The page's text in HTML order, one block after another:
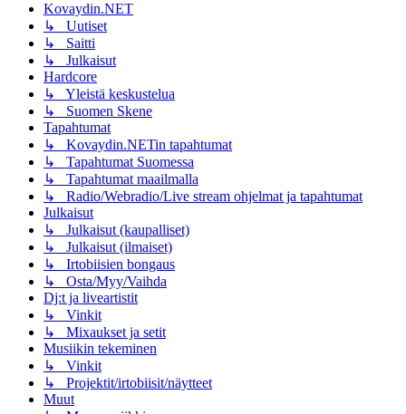
Kovaydin.NET
↳ Uutiset
↳ Saitti
↳ Julkaisut
Hardcore
↳ Yleistä keskustelua
↳ Suomen Skene
Tapahtumat
↳ Kovaydin.NETin tapahtumat
↳ Tapahtumat Suomessa
↳ Tapahtumat maailmalla
↳ Radio/Webradio/Live stream ohjelmat ja tapahtumat
Julkaisut
↳ Julkaisut (kaupalliset)
↳ Julkaisut (ilmaiset)
↳ Irtobiisien bongaus
↳ Osta/Myy/Vaihda
Dj:t ja liveartistit
↳ Vinkit
↳ Mixaukset ja setit
Musiikin tekeminen
↳ Vinkit
↳ Projektit/irtobiisit/näytteet
Muut